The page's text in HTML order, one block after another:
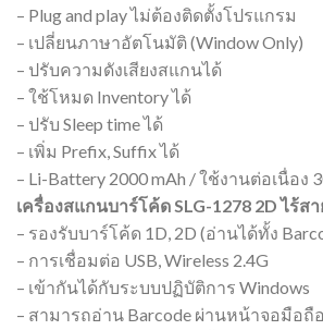
– Plug and play ไม่ต้องติดตั้งโปรแกรม
– เปลี่ยนภาษาอัตโนมัติ (Window Only)
– ปรับความดังเสียงสแกนได้
– ใช้โหมด Inventory ได้
– ปรับ Sleep time ได้
– เพิ่ม Prefix, Suffix ได้
– Li-Battery 2000 mAh / ใช้งานต่อเนื่อง
เครื่องสแกนบาร์โค้ด SLG-1278 2D ไร้ส
– รองรับบาร์โค้ด 1D, 2D (อ่านได้ทั้ง
– การเชื่อมต่อ USB, Wireless 2.4G
– เข้ากันได้กับระบบปฏิบัติการ Windows
– สามารถอ่าน Barcode ผ่านหน้าจอมือถื